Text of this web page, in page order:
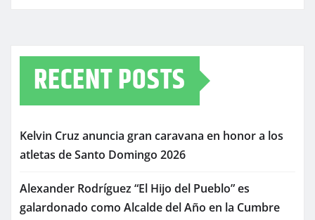
RECENT POSTS
Kelvin Cruz anuncia gran caravana en honor a los
atletas de Santo Domingo 2026
Alexander Rodríguez “El Hijo del Pueblo” es
galardonado como Alcalde del Año en la Cumbre